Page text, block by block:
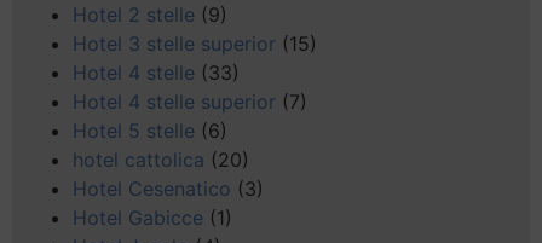
Hotel 2 stelle (9)
Hotel 3 stelle superior (15)
Hotel 4 stelle (33)
Hotel 4 stelle superior (7)
Hotel 5 stelle (6)
hotel cattolica (20)
Hotel Cesenatico (3)
Hotel Gabicce (1)